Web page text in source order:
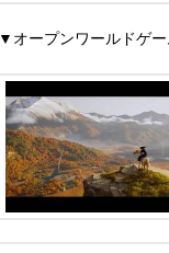
▼オープンワールドゲー